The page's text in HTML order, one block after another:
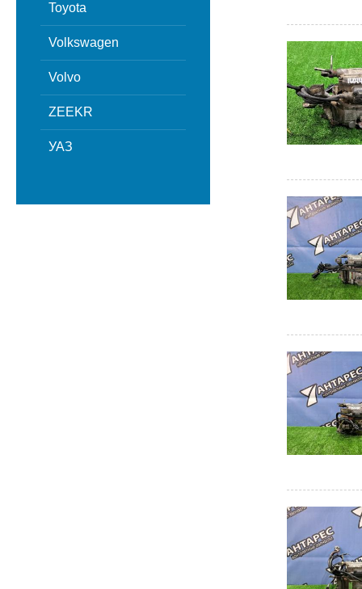
Toyota
Volkswagen
Volvo
ZEEKR
УАЗ